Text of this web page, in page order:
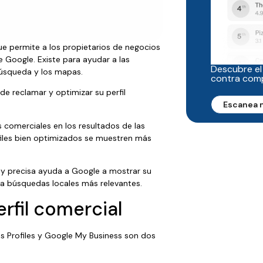
permite a los propietarios de negocios
Existe para ayudar a las
y los mapas.
reclamar y optimizar su perfil
en los resultados de las
bien optimizados se muestren más
precisa ayuda a Google a mostrar su
búsquedas locales más relevantes.
comercial
Profiles y Google My Business son dos
Descubre
contra
Escanea